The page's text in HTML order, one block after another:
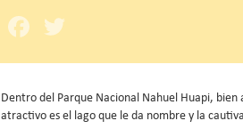
Facebook
Dentro del Parque Nacional Nahuel Huapi,
atractivo es el lago que le da nombre y la